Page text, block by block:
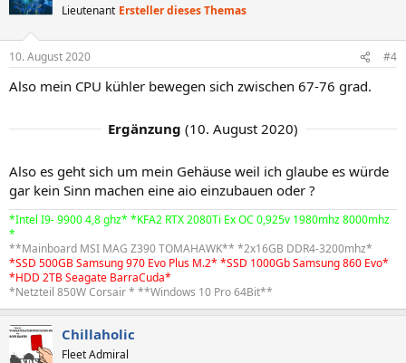
Lieutenant Ersteller dieses Themas
10. August 2020 #4
Also mein CPU kühler bewegen sich zwischen 67-76 grad.
Ergänzung (10. August 2020)
Also es geht sich um mein Gehäuse weil ich glaube es würde
gar kein Sinn machen eine aio einzubauen oder ?
*Intel I9- 9900 4,8 ghz* *KFA2 RTX 2080Ti Ex OC 0,925v 1980mhz 8000mhz
*
**Mainboard MSI MAG Z390 TOMAHAWK** *2x16GB DDR4-3200mhz*
*SSD 500GB Samsung 970 Evo Plus M.2* *SSD 1000Gb Samsung 860 Evo*
*HDD 2TB Seagate BarraCuda*
*Netzteil 850W Corsair * **Windows 10 Pro 64Bit**
Chillaholic
Fleet Admiral